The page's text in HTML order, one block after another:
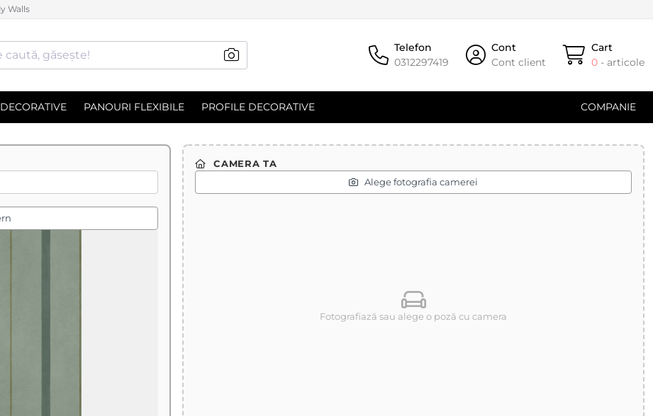
Walls
caută, găsește!
Telefon
0312297419
Cont
Cont client
Cart
0 - articole
PANOURI FLEXIBILE PROFILE DECORATIVE COMPANIE
CAMERA TA
Alege fotografia camerei
Fotografiază sau alege o poză cu camera